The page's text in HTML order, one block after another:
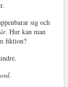
sig och
är. Hur kan man
fiktion?
.